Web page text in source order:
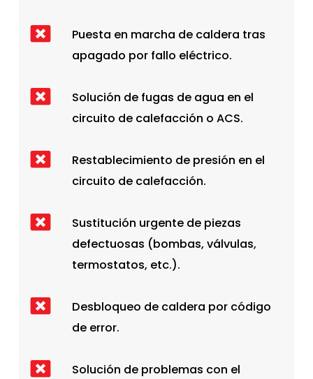
Puesta en marcha de caldera tras
apagado por fallo eléctrico.
Solución de fugas de agua en el
circuito de calefacción o ACS.
Restablecimiento de presión en el
circuito de calefacción.
Sustitución urgente de piezas
defectuosas (bombas, válvulas,
termostatos, etc.).
Desbloqueo de caldera por código
de error.
Solución de problemas con el